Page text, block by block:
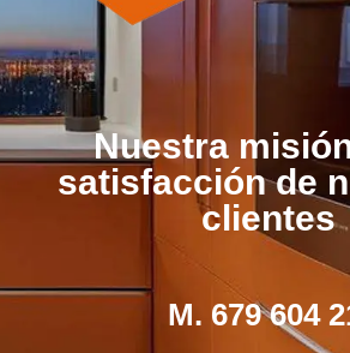
Nuestra
satisfacción de
clientes
M. 679 604